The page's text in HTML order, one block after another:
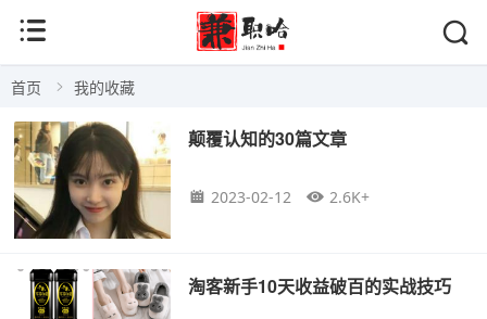
首页 我的收藏
颠覆认知的30篇文章
2023-02-12 2.6K+
淘客新手10天收益破百的实战技巧